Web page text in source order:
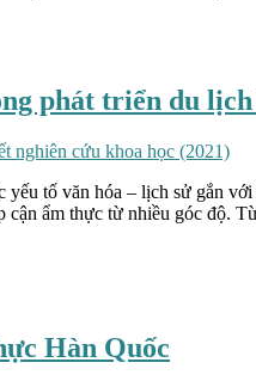
phát triển du
nghiên cứu khoa học (2021)
tố văn hóa – lịch sử gắn
ẩm thực từ nhiều góc độ.
Hàn Quốc